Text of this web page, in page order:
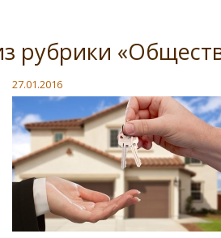
рубрики
27.01.2016